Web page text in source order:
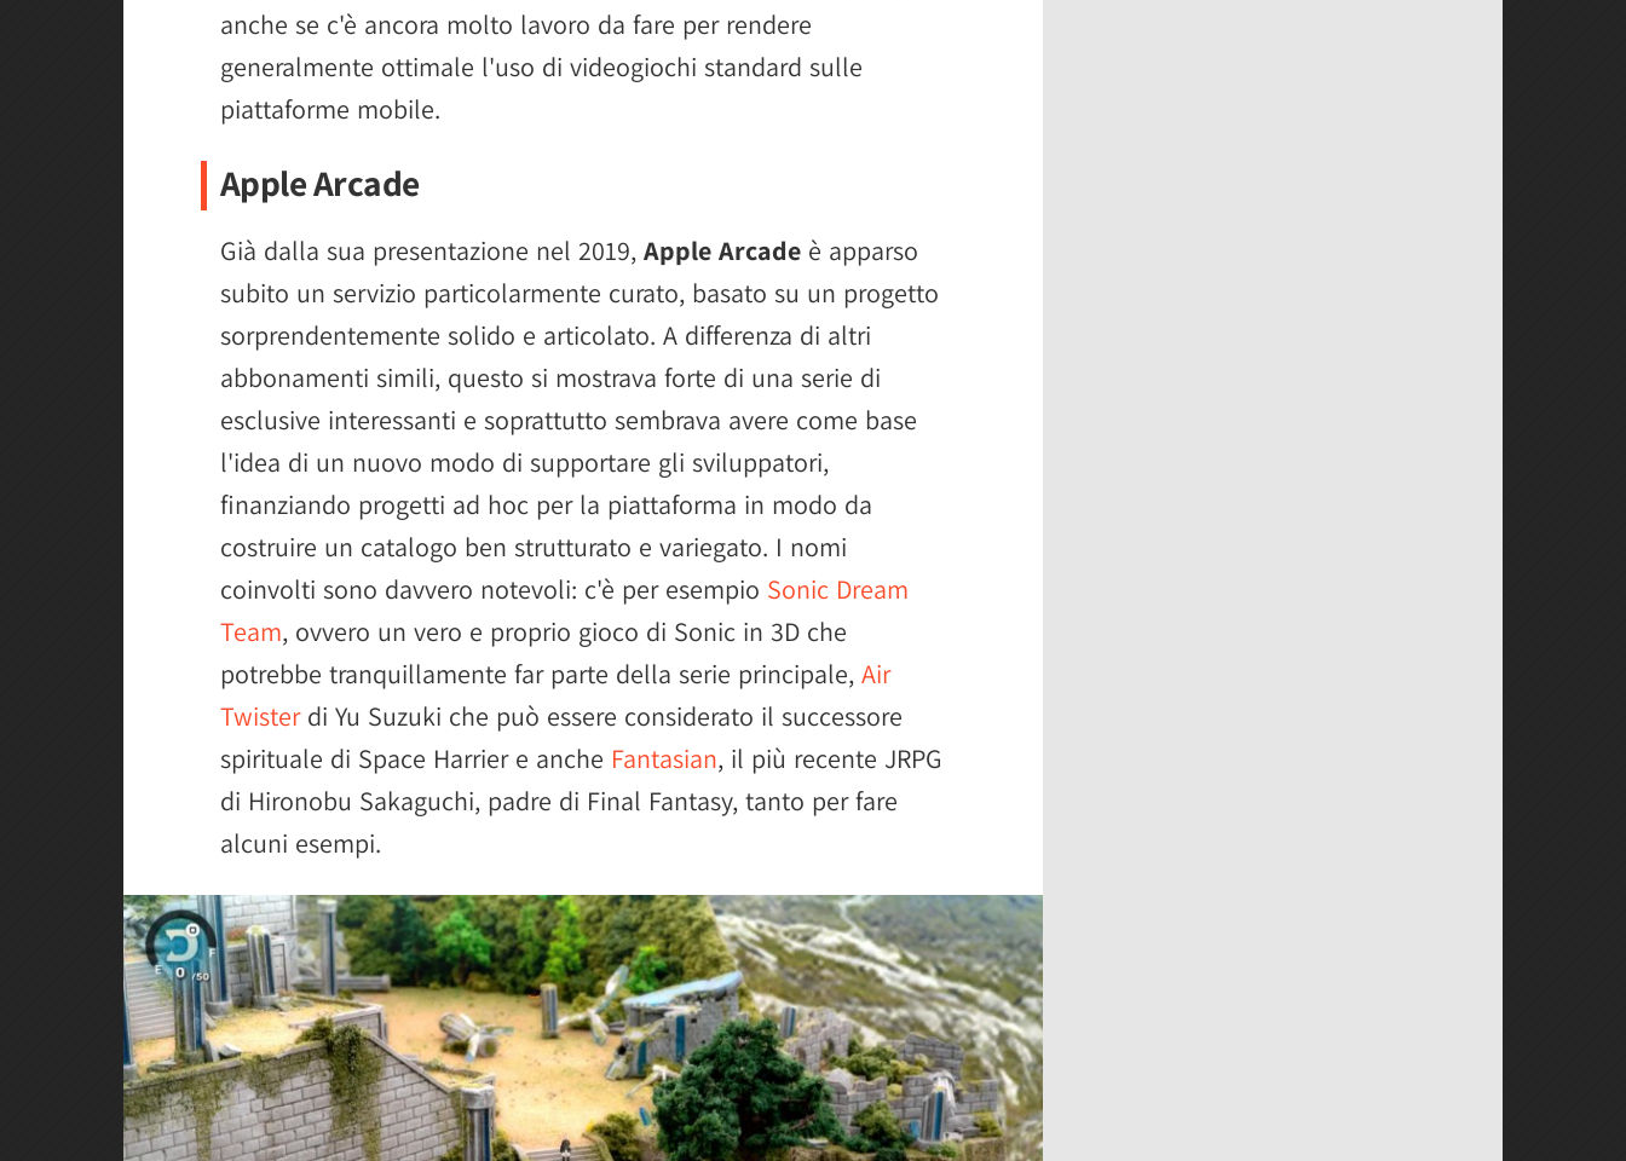
anche se c'è ancora molto lavoro da fare per rendere
generalmente ottimale l'uso di videogiochi standard sulle
piattaforme mobile.
Apple Arcade
Già dalla sua presentazione nel 2019, Apple Arcade è apparso
subito un servizio particolarmente curato, basato su un progetto
sorprendentemente solido e articolato. A differenza di altri
abbonamenti simili, questo si mostrava forte di una serie di
esclusive interessanti e soprattutto sembrava avere come base
l'idea di un nuovo modo di supportare gli sviluppatori,
finanziando progetti ad hoc per la piattaforma in modo da
costruire un catalogo ben strutturato e variegato. I nomi
coinvolti sono davvero notevoli: c'è per esempio Sonic Dream
Team, ovvero un vero e proprio gioco di Sonic in 3D che
potrebbe tranquillamente far parte della serie principale, Air
Twisterdi Yu Suzuki che può essere considerato il successore
spirituale di Space Harrier e anche Fantasian, il più recente JRPG
di Hironobu Sakaguchi, padre di Final Fantasy, tanto per fare
alcuni esempi.